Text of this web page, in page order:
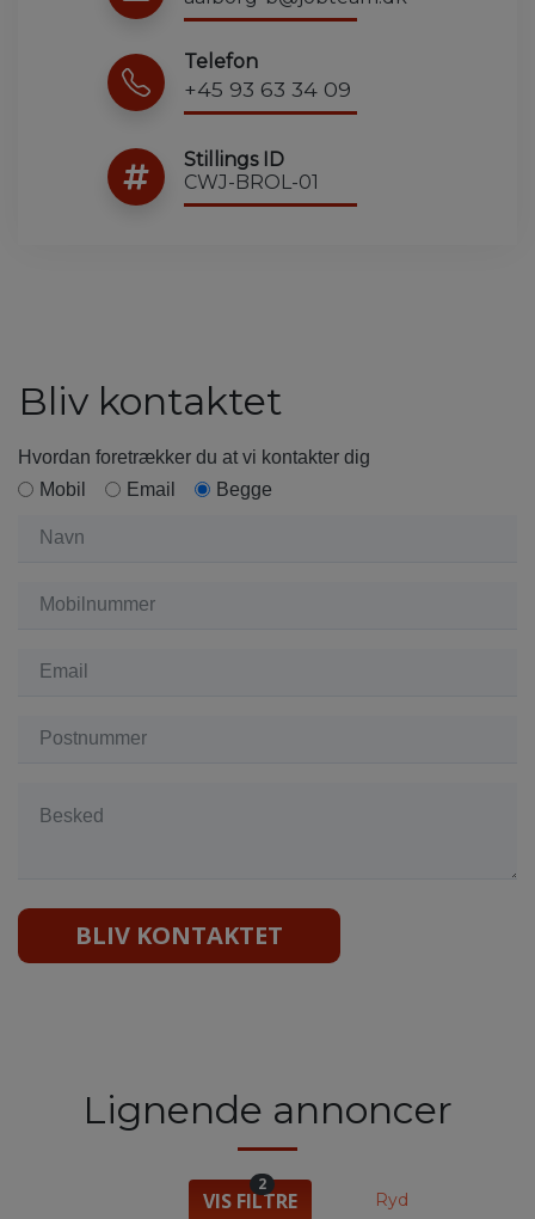
Telefon
+45 93 63 34 09
Stillings ID
CWJ-BROL-01
Bliv kontaktet
Hvordan foretrækker du at vi kontakter dig
Mobil
Email Begge
BLIV KONTAKTET
Lignende annoncer
VIS FILTRE
2
Ryd